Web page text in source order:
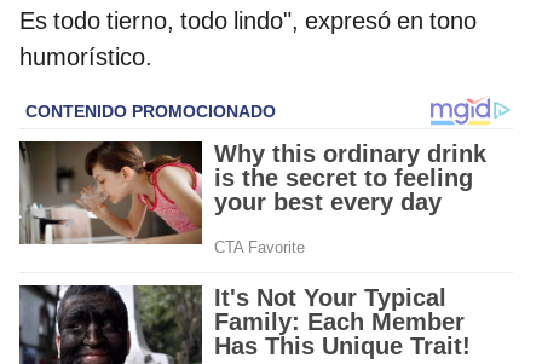
Es todo tierno, todo lindo", expresó en tono
humorístico.